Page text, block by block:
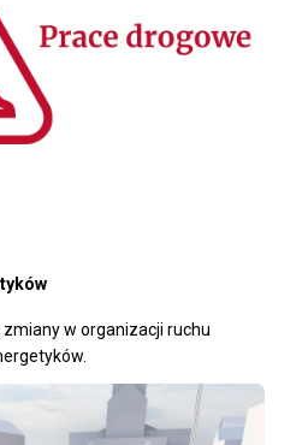
w organizacji ruchu